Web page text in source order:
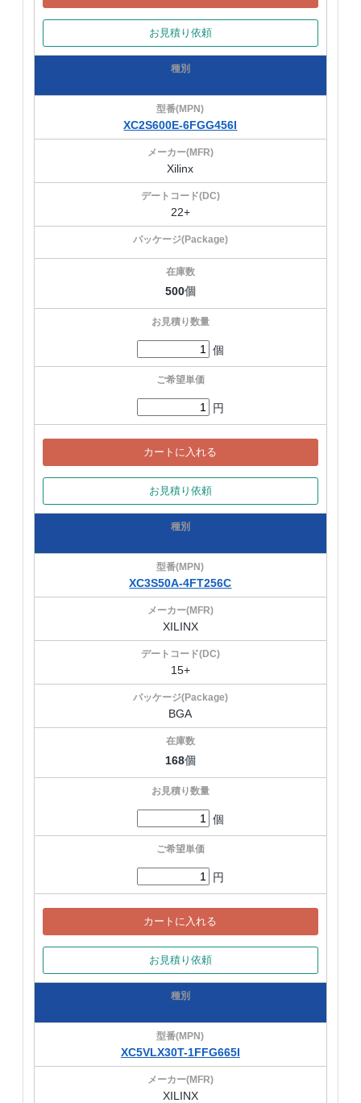
お見積り依頼
XC2S600E-6FGG456I
Xilinx
22+
500個
個
円
カートに入れる
お見積り依頼
XC3S50A-4FT256C
XILINX
15+
BGA
168個
個
円
カートに入れる
お見積り依頼
XC5VLX30T-1FFG665I
XILINX